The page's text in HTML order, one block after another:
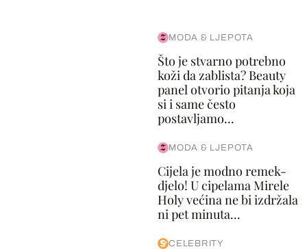
MODA & LJEPOTA
Što je stvarno potrebno
koži da zablista? Beauty
panel otvorio pitanja koja
si i same često
postavljamo...
MODA & LJEPOTA
Cijela je modno remek-
djelo! U cipelama Mirele
Holy većina ne bi izdržala
ni pet minuta...
CELEBRITY